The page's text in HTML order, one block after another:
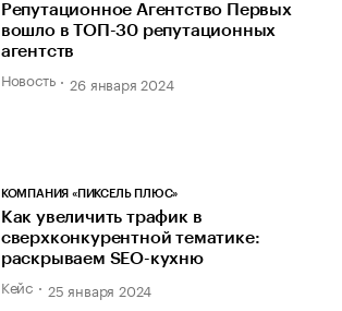
Репутационное Агентство Первых
вошло в ТОП-30 репутационных
агентств
Новость 26 января 2024
КОМПАНИЯ «ПИКСЕЛЬ ПЛЮС»
Как увеличить трафик в
сверхконкурентной тематике:
раскрываем SEO-кухню
Кейс 25 января 2024